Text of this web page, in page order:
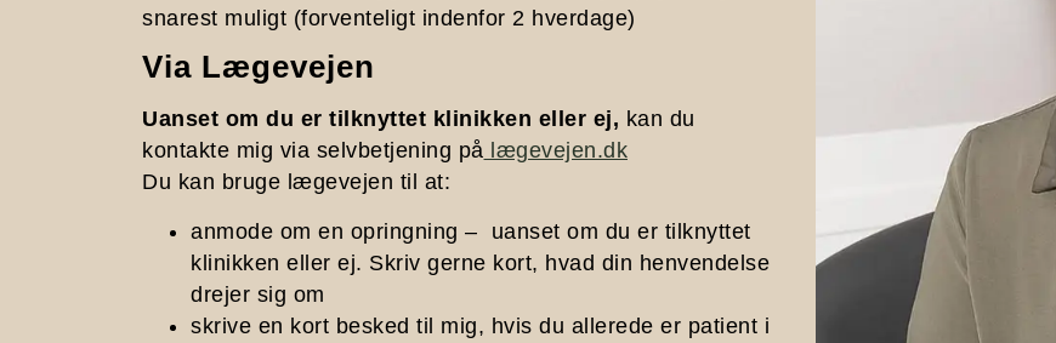
snarest muligt (forventeligt indenfor 2 hverdage)
Via Lægevejen
Uanset om du er tilknyttet klinikken eller ej, kan du
kontakte mig via selvbetjening på lægevejen.dk
Du kan bruge lægevejen til at:
anmode om en opringning – uanset om du er tilknyttet
klinikken eller ej. Skriv gerne kort, hvad din henvendelse
drejer sig om
skrive en kort besked til mig, hvis du allerede er patient i